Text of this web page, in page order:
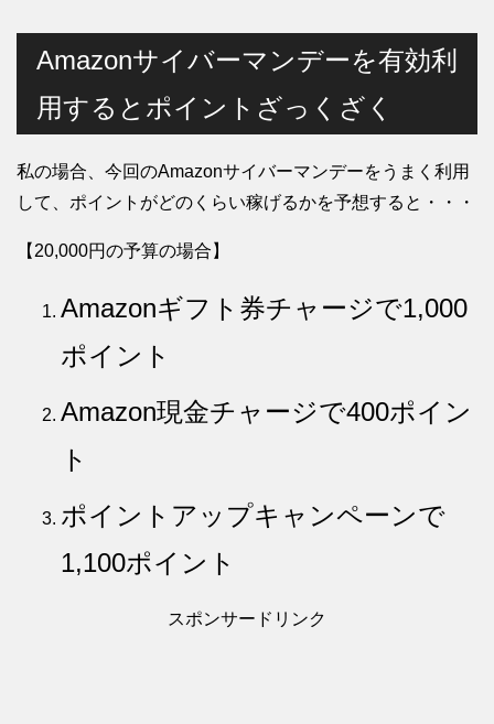
Amazonサイバーマンデーを有効利
用するとポイントざっくざく
私の場合、今回のAmazonサイバーマンデーをうまく利用
して、ポイントがどのくらい稼げるかを予想すると・・・
【20,000円の予算の場合】
Amazonギフト券チャージで1,000
ポイント
Amazon現金チャージで400ポイン
ト
ポイントアップキャンペーンで
1,100ポイント
スポンサードリンク